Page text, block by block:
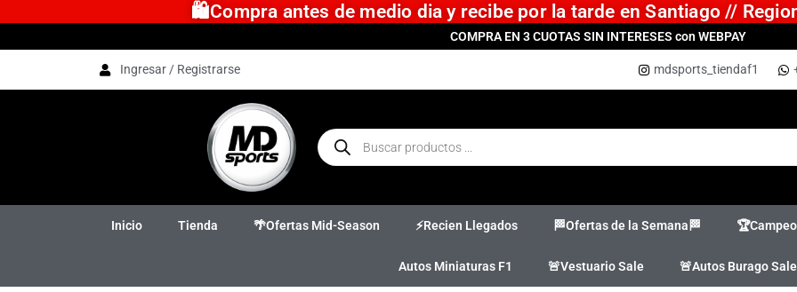
🛍️Compra antes de medio dia y recibe por la tarde en Santiago //
COMPRA EN 3 CUOTAS SIN INTERESES con WEBPAY
Ingresar / Registrarse mdsports_tiendaf1
Inicio Tienda 🌴Ofertas Mid-Season ⚡Recien Llegados 🏁Ofertas de la Semana🏁
Autos Miniaturas F1 🚨Vestuario Sale 🚨Autos Burago Sale